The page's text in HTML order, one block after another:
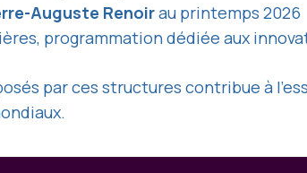
Auguste Renoirau printemps 2026
programmation dédiée aux
par ces structures contribue à